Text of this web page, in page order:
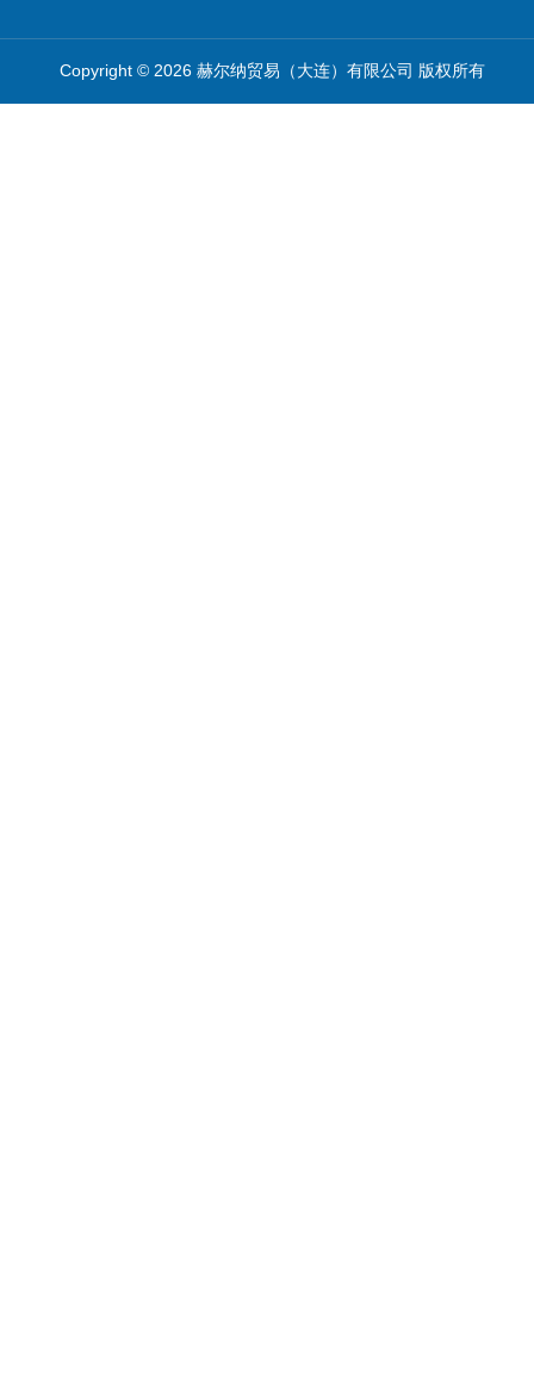
Copyright © 2026 赫尔纳贸易（大连）有限公司 版权所有